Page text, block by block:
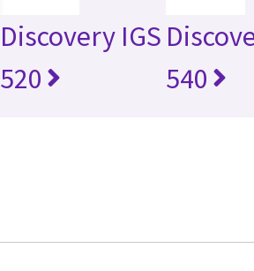
Discovery IGS
520
540